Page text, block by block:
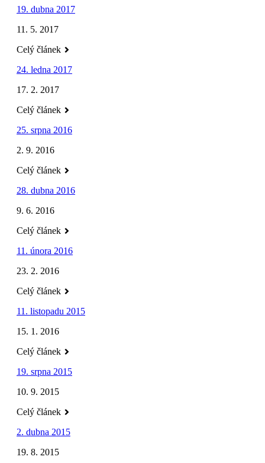
19. dubna 2017
11. 5. 2017
Celý článek
24. ledna 2017
17. 2. 2017
Celý článek
25. srpna 2016
2. 9. 2016
Celý článek
28. dubna 2016
9. 6. 2016
Celý článek
11. února 2016
23. 2. 2016
Celý článek
11. listopadu 2015
15. 1. 2016
Celý článek
19. srpna 2015
10. 9. 2015
Celý článek
2. dubna 2015
19. 8. 2015